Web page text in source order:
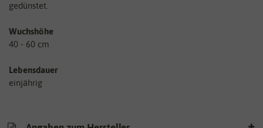
gedünstet.
Wuchshöhe
40 - 60 cm
Lebensdauer
einjährig